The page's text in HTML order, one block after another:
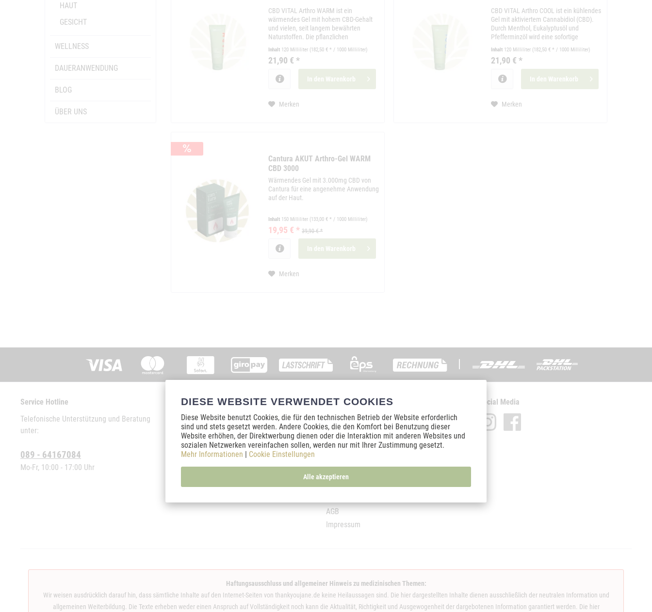
HAUT
GESICHT
WELLNESS
DAUERANWENDUNG
BLOG
ÜBER UNS
CBD VITAL Arthro WARM ist ein
wärmendes Gel mit hohem CBD-Gehalt
und vielen, seit langem bewährten
Naturstoffen. Die pflanzlichen
Inhaltsstoffe fördern die Beweglichkeit,
ideal auch nach dem Sport.
Inhalt 120 Milliliter (182,50 € * / 1000 Milliliter)
21,90 € *
In den Warenkorb
Merken
CBD VITAL Arthro COOL ist ein kühlendes
Gel mit aktiviertem Cannabidiol (CBD).
Durch Menthol, Eukalyptusöl und
Pfefferminzöl wird eine sofortige
Kühlung erreicht.
Inhalt 120 Milliliter (182,50 € * / 1000 Milliliter)
21,90 € *
In den Warenkorb
Merken
Cantura AKUT Arthro-Gel WARM
CBD 3000
Wärmendes Gel mit 3.000mg CBD von
Cantura für eine angenehme Anwendung
auf der Haut.
Inhalt 150 Milliliter (133,00 € * / 1000 Milliliter)
19,95 € * 39,90 € *
In den Warenkorb
Merken
|
Service Hotline
Telefonische Unterstützung und Beratung
unter:
089 - 64167084
Mo-Fr, 10:00 - 17:00 Uhr
Shop Service
Händler-Login
Partnerprogramm
Kontakt
Versand und Zahlungsbedingungen
Informationen
Altersprüfung
Bio-Zertifizierung
Teilnahmebedingungen
Zur Echtheit der Bewertungen
Widerrufsrecht
AGB
Impressum
Social Media
Haftungsausschluss und allgemeiner Hinweis zu medizinischen Themen:
Wir weisen ausdrücklich darauf hin, dass sämtliche Inhalte auf den Internet-Seiten von thankyoujane.de keine Heilaussagen sind. Die hier dargestellten Inhalte dienen ausschließlich der neutralen Information und
allgemeinen Weiterbildung. Die Texte erheben weder einen Anspruch auf Vollständigkeit noch kann die Aktualität, Richtigkeit und Ausgewogenheit der dargebotenen Information garantiert werden. Die hier
DIESE WEBSITE VERWENDET COOKIES
Diese Website benutzt Cookies, die für den technischen Betrieb der Website erforderlich
sind und stets gesetzt werden. Andere Cookies, die den Komfort bei Benutzung dieser
Website erhöhen, der Direktwerbung dienen oder die Interaktion mit anderen Websites und
sozialen Netzwerken vereinfachen sollen, werden nur mit Ihrer Zustimmung gesetzt.
Mehr Informationen | Cookie Einstellungen
Alle akzeptieren